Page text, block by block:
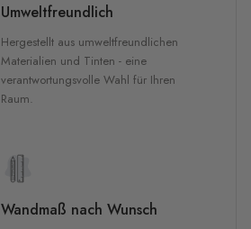
Umweltfreundlich
Hergestellt aus umweltfreundlichen
Materialien und Tinten - eine
verantwortungsvolle Wahl für Ihren
Raum.
Wandmaß nach Wunsch